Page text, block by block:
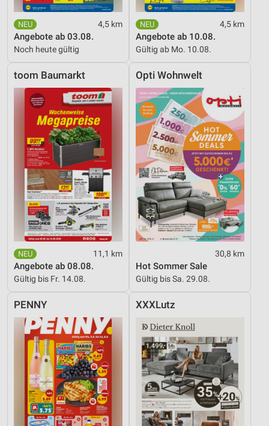
4,5 km
Angebote ab 03.08.
Noch heute gültig
4,5 km
Angebote ab 10.08.
Gültig ab Mo. 10.08.
toom Baumarkt
11,1 km
Angebote ab 08.08.
Gültig bis Fr. 14.08.
Opti Wohnwelt
30,8 km
Hot Sommer Sale
Gültig bis Sa. 29.08.
PENNY XXXLutz